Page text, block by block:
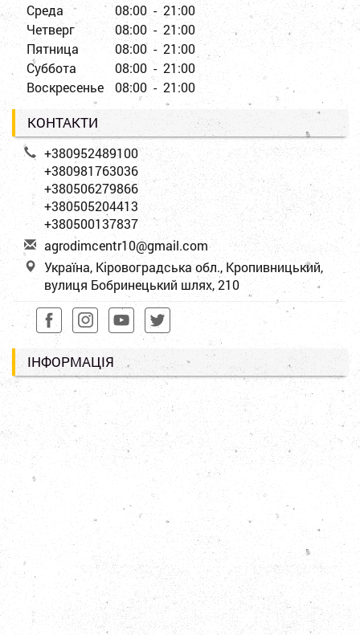
Среда
08:00 - 21:00
Четверг
08:00 - 21:00
Пятница
08:00 - 21:00
Суббота
08:00 - 21:00
Воскресенье
08:00 - 21:00
КОНТАКТИ
+380952489100
+380981763036
+380506279866
+380505204413
+380500137837
agrodimcentr10@gmail.com
Україна, Кіровоградська обл., Кропивницький,
вулиця Бобринецький шлях, 210
ІНФОРМАЦІЯ